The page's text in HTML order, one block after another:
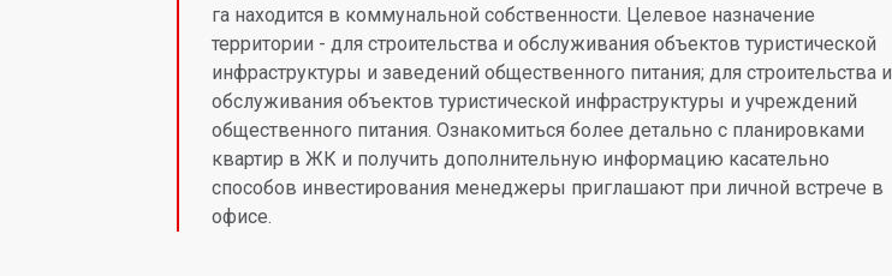
га находится в коммунальной собственности. Целевое назначение
территории - для строительства и обслуживания объектов туристической
инфраструктуры и заведений общественного питания; для строительства и
обслуживания объектов туристической инфраструктуры и учреждений
общественного питания. Ознакомиться более детально с планировками
квартир в ЖК и получить дополнительную информацию касательно
способов инвестирования менеджеры приглашают при личной встрече в
офисе.